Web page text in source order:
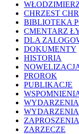
CHRZEST
BIBLIOTEKA
CMENTARZ
DLA
DOKUMENTY
HISTORIA
PROROK
PUBLIKACJE
WYDARZENIA
WYDARZENIA
ZAPROSZENIA
ZARZECZE